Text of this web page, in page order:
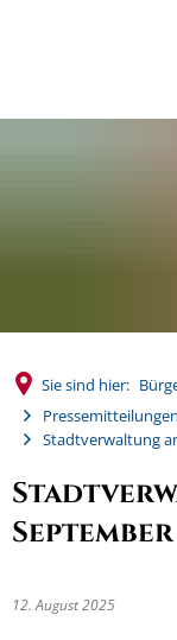
Sie sind hier:
Pressemitteilungen
Stadtverwaltung
12. August 2025